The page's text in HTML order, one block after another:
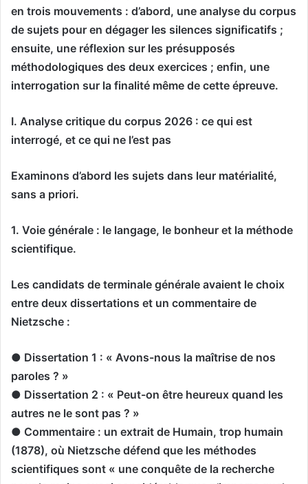
en trois mouvements : d’abord, une analyse du corpus
de sujets pour en dégager les silences significatifs ;
ensuite, une réflexion sur les présupposés
méthodologiques des deux exercices ; enfin, une
interrogation sur la finalité même de cette épreuve.
I. Analyse critique du corpus 2026 : ce qui est
interrogé, et ce qui ne l’est pas
Examinons d’abord les sujets dans leur matérialité,
sans a priori.
1. Voie générale : le langage, le bonheur et la méthode
scientifique.
Les candidats de terminale générale avaient le choix
entre deux dissertations et un commentaire de
Nietzsche :
● Dissertation 1 : « Avons-nous la maîtrise de nos
paroles ? »
● Dissertation 2 : « Peut-on être heureux quand les
autres ne le sont pas ? »
● Commentaire : un extrait de Humain, trop humain
(1878), où Nietzsche défend que les méthodes
scientifiques sont « une conquête de la recherche